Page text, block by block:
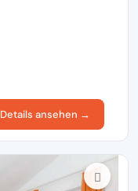
Details ansehen →